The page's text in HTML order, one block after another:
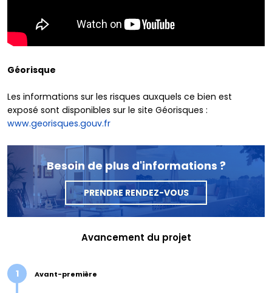
Géorisque
Les informations sur les risques auxquels ce bien est
exposé sont disponibles sur le site Géorisques :
www.georisques.gouv.fr
Besoin de plus d'informations ?
PRENDRE RENDEZ-VOUS
Avancement du projet
1 Avant-première